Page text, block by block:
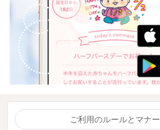
ご利用のルールとマナー